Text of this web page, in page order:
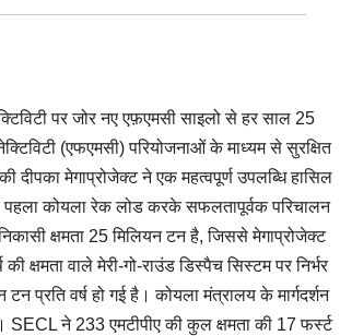
पर जोर नए एफ़एमसी साइलो से हर साल 25
(एफएमसी) परियोजनाओं के माध्यम से सुरक्षित
मेगाप्रोजेक्ट ने एक महत्वपूर्ण उपलब्धि हासिल
कोयला रेक लोड करके सफलतापूर्वक परिचालन
क्षमता 25 मिलियन टन है, जिससे मेगाप्रोजेक्ट
क्षमता वाले मेरी-गो-राउंड डिस्पैच सिस्टम पर निर्भर
प्रति वर्ष हो गई है। कोयला मंत्रालय के मार्गदर्शन
SECL ने 233 एमटीपीए की कुल क्षमता की 17 फर्स्ट